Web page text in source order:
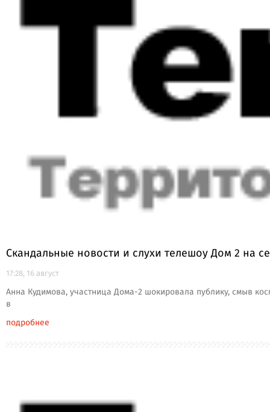
Скандальные новости и слухи телешоу Дом 2 на
17:28, 16 август
Анна Кудимова, участница Дома-2 шокировала публику, смыв
в
подробнее